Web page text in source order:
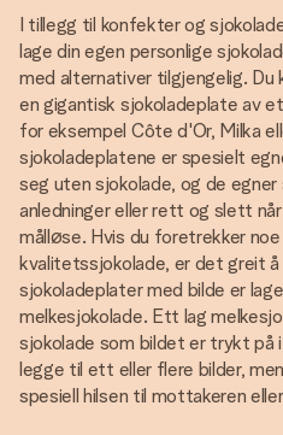
I tillegg til konfekter og
lage din egen personlige
med alternativer tilgjengelig.
en gigantisk sjokoladeplate av
for eksempel Côte d'Or, Milka
sjokoladeplatene er spesielt
seg uten sjokolade, og de
anledninger eller rett og slett
målløse. Hvis du foretrekker
kvalitetssjokolade, er det greit
sjokoladeplater med bilde er
melkesjokolade. Ett lag
sjokolade som bildet er trykt på
legge til ett eller flere bilder,
spesiell hilsen til mottakeren